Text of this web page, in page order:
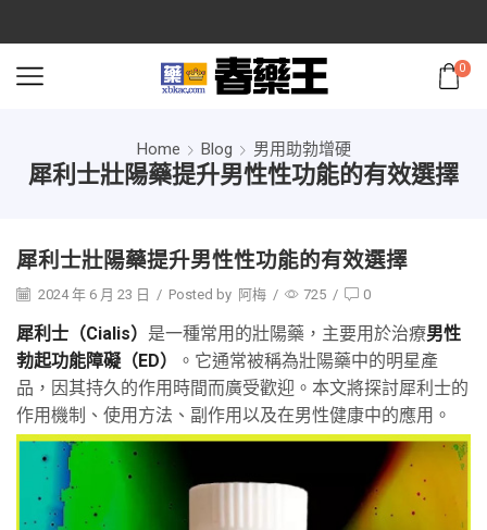
0
Home Blog 男用助勃增硬
犀利士壯陽藥提升男性性功能的有效選擇
犀利士壯陽藥提升男性性功能的有效選擇
2024 年 6 月 23 日 / Posted by 阿梅 / 725 / 0
犀利士（Cialis） 是一種常用的壯陽藥，主要用於治療男性
勃起功能障礙（ED）
。它通常被稱為壯陽藥中的明星產
品，因其持久的作用時間而廣受歡迎。本文將探討犀利士的
作用機制、使用方法、副作用以及在男性健康中的應用。